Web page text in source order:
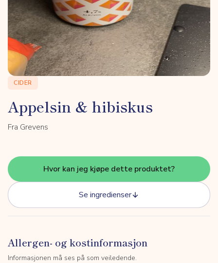
CIDER
Appelsin & hibiskus
Fra Grevens
Hvor kan jeg kjøpe dette produktet?
Se ingredienser
Allergen- og kostinformasjon
Informasjonen må ses på som veiledende.